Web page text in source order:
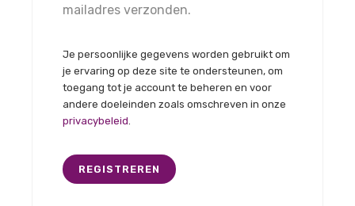
mailadres verzonden.
Je persoonlijke gegevens worden gebruikt om
je ervaring op deze site te ondersteunen, om
toegang tot je account te beheren en voor
andere doeleinden zoals omschreven in onze
privacybeleid.
REGISTREREN